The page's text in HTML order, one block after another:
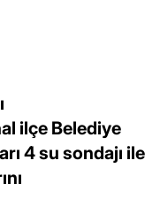
ilçe Belediye
4 su sondajı ile